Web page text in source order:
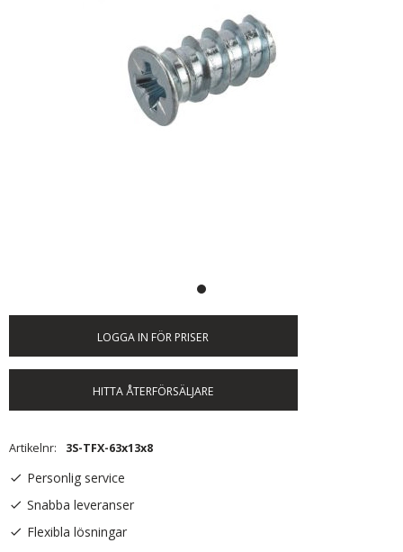
LOGGA IN FÖR PRISER
HITTA ÅTERFÖRSÄLJARE
Artikelnr 3S-TFX-63x13x8
Personlig service
Snabba leveranser
Flexibla lösningar